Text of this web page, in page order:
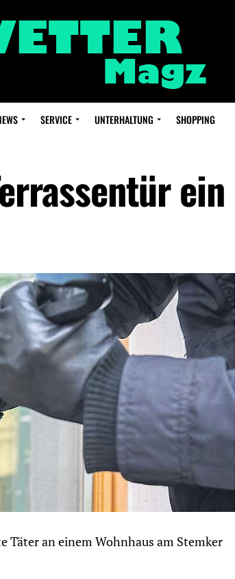
SERVICE UNTERHALTUNG SHOPPING
ein
Täter an einem Wohnhaus am Stemker